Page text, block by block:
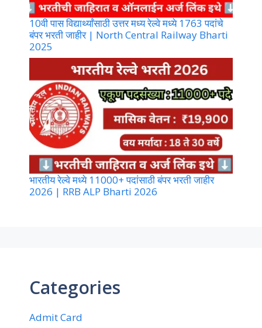
10वी पास विद्यार्थ्यांसाठी उत्तर मध्य रेल्वे मध्ये 1763 पदांचे
बंपर भरती जाहीर | North Central Railway Bharti
2025
भारतीय रेल्वे मध्ये 11000+ पदांसाठी बंपर भरती जाहीर
2026 | RRB ALP Bharti 2026
Categories
Admit Card